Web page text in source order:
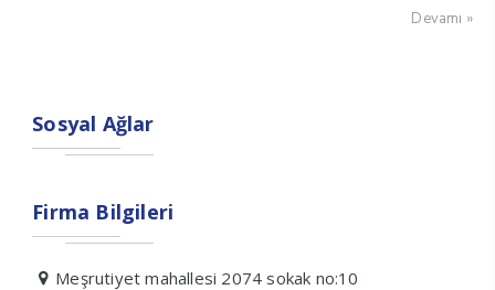
Devamı »
Sosyal Ağlar
Firma Bilgileri
Meşrutiyet mahallesi 2074 sokak no:10